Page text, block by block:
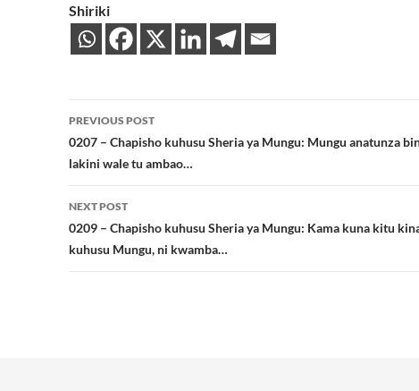
Shiriki
Post
navigation
PREVIOUS POST
0207 – Chapisho kuhusu Sheria ya Mungu: Mungu anatunza
lakini wale tu ambao…
NEXT POST
0209 – Chapisho kuhusu Sheria ya Mungu: Kama kuna kitu
kuhusu Mungu, ni kwamba…